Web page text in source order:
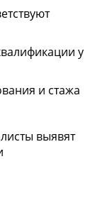
у
и стажа
выявят